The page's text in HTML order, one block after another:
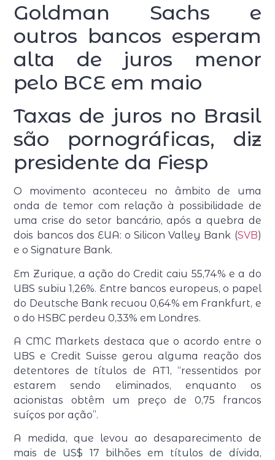
Goldman Sachs e
outros bancos esperam
alta de juros menor
pelo BCE em maio
Taxas de juros no Brasil
são pornográficas, diz
presidente da Fiesp
O movimento aconteceu no âmbito de uma
onda de temor com relação à possibilidade de
uma crise do setor bancário, após a quebra de
dois bancos dos EUA: o Silicon Valley Bank (SVB)
e o Signature Bank.
Em Zurique, a ação do Credit caiu 55,74% e a do
UBS subiu 1,26%. Entre bancos europeus, o papel
do Deutsche Bank recuou 0,64% em Frankfurt, e
o do HSBC perdeu 0,33% em Londres.
A CMC Markets destaca que o acordo entre o
UBS e Credit Suisse gerou alguma reação dos
detentores de títulos de AT1, “ressentidos por
estarem sendo eliminados, enquanto os
acionistas obtêm um preço de 0,75 francos
suíços por ação”.
A medida, que levou ao desaparecimento de
mais de US$ 17 bilhões em títulos de dívida,